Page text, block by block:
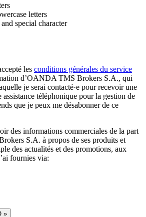
letters
special character
les conditions générales du service
d’OANDA TMS Brokers S.A., qui
je serai contacté·e pour recevoir une
téléphonique pour la gestion de
que je peux me désabonner de ce
des informations commerciales de la part
S.A. à propos de ses produits et
des actualités et des promotions, aux
fournies via:
»